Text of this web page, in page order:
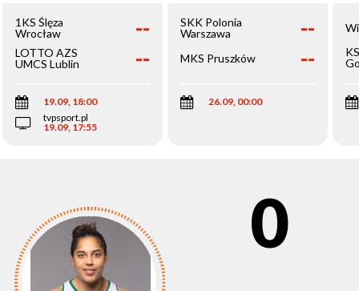
1KS Ślęza
Wrocław
--
LOTTO AZS
UMCS Lublin
--
19.09, 18:00
tvpsport.pl
19.09, 17:55
SKK Polonia
Warszawa
--
MKS Pruszków --
26.09, 00:00
0